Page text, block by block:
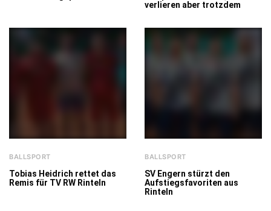
verlieren aber trotzdem
BALLSPORT
Tobias Heidrich rettet das
Remis für TV RW Rinteln
BALLSPORT
SV Engern stürzt den
Aufstiegsfavoriten aus
Rinteln